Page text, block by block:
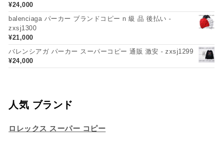
¥24,000
balenciaga パーカー ブランドコピー n 級 品 後払い -
zxsj1300
¥21,000
バレンシアガ パーカー スーパーコピー 通販 激安 - zxsj1299
¥24,000
人気 ブランド
ロレックス スーパー コピー